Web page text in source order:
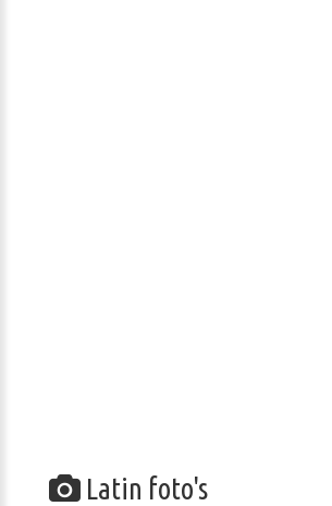
Latin foto's